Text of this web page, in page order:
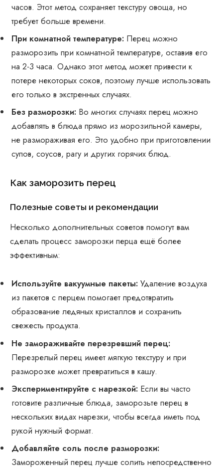
часов. Этот метод сохраняет текстуру овоща, но
требует больше времени.
При комнатной температуре: Перец можно
разморозить при комнатной температуре, оставив его
на 2-3 часа. Однако этот метод может привести к
потере некоторых соков, поэтому лучше использовать
его только в экстренных случаях.
Без разморозки: Во многих случаях перец можно
добавлять в блюда прямо из морозильной камеры,
не размораживая его. Это удобно при приготовлении
супов, соусов, рагу и других горячих блюд.
Как заморозить перец
Полезные советы и рекомендации
Несколько дополнительных советов помогут вам
сделать процесс заморозки перца ещё более
эффективным:
Используйте вакуумные пакеты: Удаление воздуха
из пакетов с перцем помогает предотвратить
образование ледяных кристаллов и сохранить
свежесть продукта.
Не замораживайте перезревший перец:
Перезрелый перец имеет мягкую текстуру и при
разморозке может превратиться в кашу.
Экспериментируйте с нарезкой: Если вы часто
готовите различные блюда, заморозьте перец в
нескольких видах нарезки, чтобы всегда иметь под
рукой нужный формат.
Добавляйте соль после разморозки:
Замороженный перец лучше солить непосредственно